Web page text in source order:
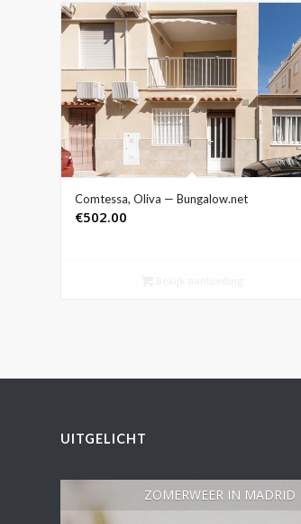
Comtessa, Oliva — Bungalow.net
€502.00
UITGELICHT
ZOMERWEER IN MADRID